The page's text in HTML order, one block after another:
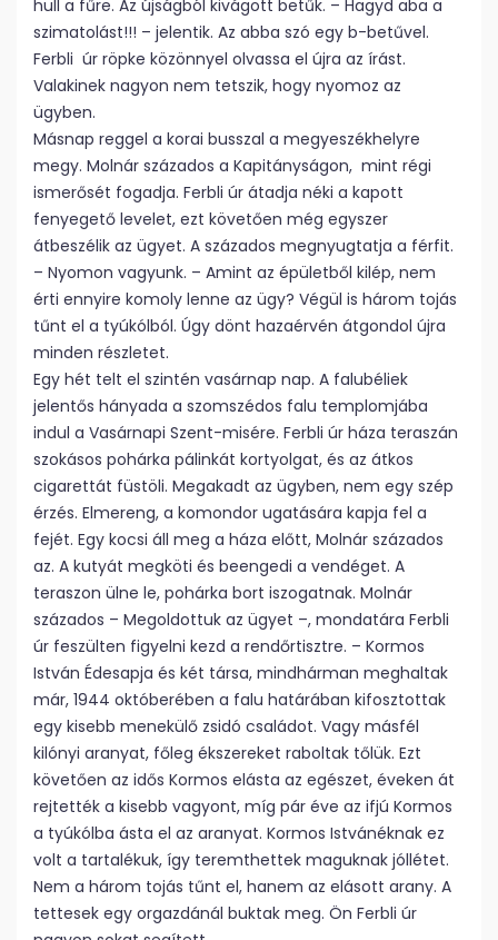
hull a fűre. Az újságból kivágott betűk. – Hagyd aba a
szimatolást!!! – jelentik. Az abba szó egy b-betűvel.
Ferbli úr röpke közönnyel olvassa el újra az írást.
Valakinek nagyon nem tetszik, hogy nyomoz az
ügyben.
Másnap reggel a korai busszal a megyeszékhelyre
megy. Molnár százados a Kapitányságon, mint régi
ismerősét fogadja. Ferbli úr átadja néki a kapott
fenyegető levelet, ezt követően még egyszer
átbeszélik az ügyet. A százados megnyugtatja a férfit.
– Nyomon vagyunk. – Amint az épületből kilép, nem
érti ennyire komoly lenne az ügy? Végül is három tojás
tűnt el a tyúkólból. Úgy dönt hazaérvén átgondol újra
minden részletet.
Egy hét telt el szintén vasárnap nap. A falubéliek
jelentős hányada a szomszédos falu templomjába
indul a Vasárnapi Szent-misére. Ferbli úr háza teraszán
szokásos pohárka pálinkát kortyolgat, és az átkos
cigarettát füstöli. Megakadt az ügyben, nem egy szép
érzés. Elmereng, a komondor ugatására kapja fel a
fejét. Egy kocsi áll meg a háza előtt, Molnár százados
az. A kutyát megköti és beengedi a vendéget. A
teraszon ülne le, pohárka bort iszogatnak. Molnár
százados – Megoldottuk az ügyet –, mondatára Ferbli
úr feszülten figyelni kezd a rendőrtisztre. – Kormos
István Édesapja és két társa, mindhárman meghaltak
már, 1944 októberében a falu határában kifosztottak
egy kisebb menekülő zsidó családot. Vagy másfél
kilónyi aranyat, főleg ékszereket raboltak tőlük. Ezt
követően az idős Kormos elásta az egészet, éveken át
rejtették a kisebb vagyont, míg pár éve az ifjú Kormos
a tyúkólba ásta el az aranyat. Kormos Istvánéknak ez
volt a tartalékuk, így teremthettek maguknak jóllétet.
Nem a három tojás tűnt el, hanem az elásott arany. A
tettesek egy orgazdánál buktak meg. Ön Ferbli úr